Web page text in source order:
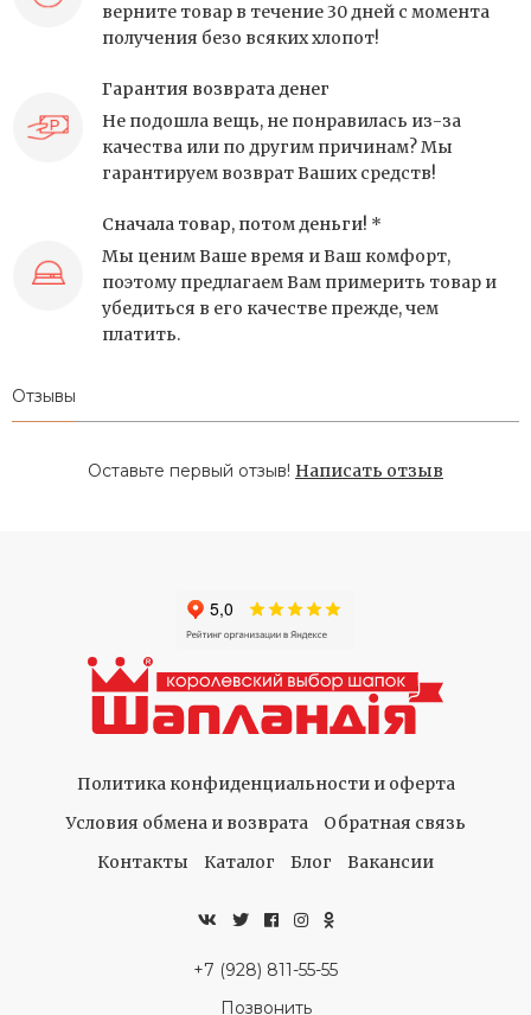
верните товар в течение 30 дней с момента
получения безо всяких хлопот!
Гарантия возврата денег
Не подошла вещь, не понравилась из-за
качества или по другим причинам? Мы
гарантируем возврат Ваших средств!
Сначала товар, потом деньги! *
Мы ценим Ваше время и Ваш комфорт,
поэтому предлагаем Вам примерить товар и
убедиться в его качестве прежде, чем
платить.
Отзывы
Оставьте первый отзыв! Написать отзыв
Политика конфиденциальности и оферта
Условия обмена и возврата
Обратная связь
Контакты
Каталог Блог Вакансии
+7 (928) 811-55-55
Позвонить